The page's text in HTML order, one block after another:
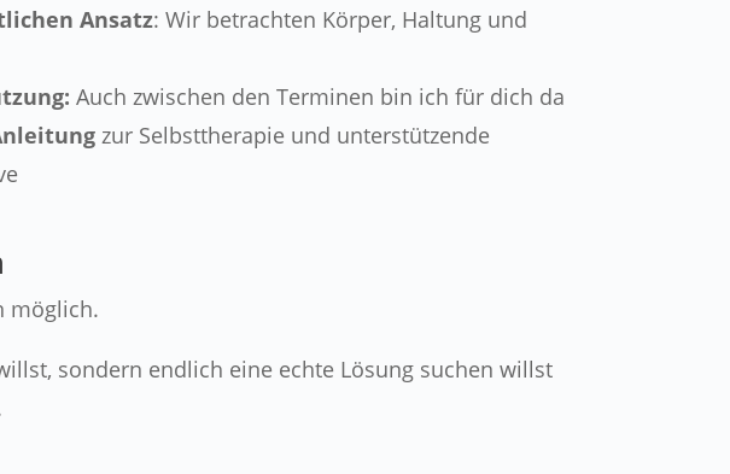
Ansatz: Wir betrachten Körper, Haltung und
Auch zwischen den Terminen bin ich für dich da
zur Selbsttherapie und unterstützende
möglich.
sondern endlich eine echte Lösung suchen willst